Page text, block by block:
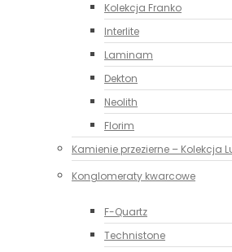
Kolekcja Franko
Interlite
Laminam
Dekton
Neolith
Florim
Kamienie przezierne – Kolekcja
Konglomeraty kwarcowe
F-Quartz
Technistone